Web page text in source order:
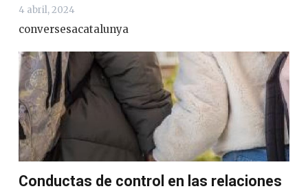
4 abril, 2024
conversesacatalunya
Conductas de control en las relaciones